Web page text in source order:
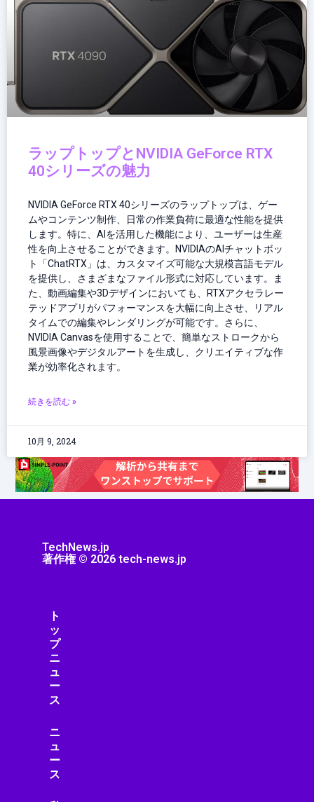
ラップトップとNVIDIA GeForce RTX
40シリーズの魅力
NVIDIA GeForce RTX 40シリーズのラップトップは、ゲー
ムやコンテンツ制作、日常の作業負荷に最適な性能を提供
します。特に、AIを活用した機能により、ユーザーは生産
性を向上させることができます。NVIDIAのAIチャットボッ
ト「ChatRTX」は、カスタマイズ可能な大規模言語モデル
を提供し、さまざまなファイル形式に対応しています。ま
た、動画編集や3Dデザインにおいても、RTXアクセラレー
テッドアプリがパフォーマンスを大幅に向上させ、リアル
タイムでの編集やレンダリングが可能です。さらに、
NVIDIA Canvasを使用することで、簡単なストロークから
風景画像やデジタルアートを生成し、クリエイティブな作
業が効率化されます。
続きを読む »
10月 9, 2024
TechNews.jp
著作権 © 2026 tech-news.jp
ト
ッ
プ
ニ
ュ
ー
ス
ニ
ュ
ー
ス